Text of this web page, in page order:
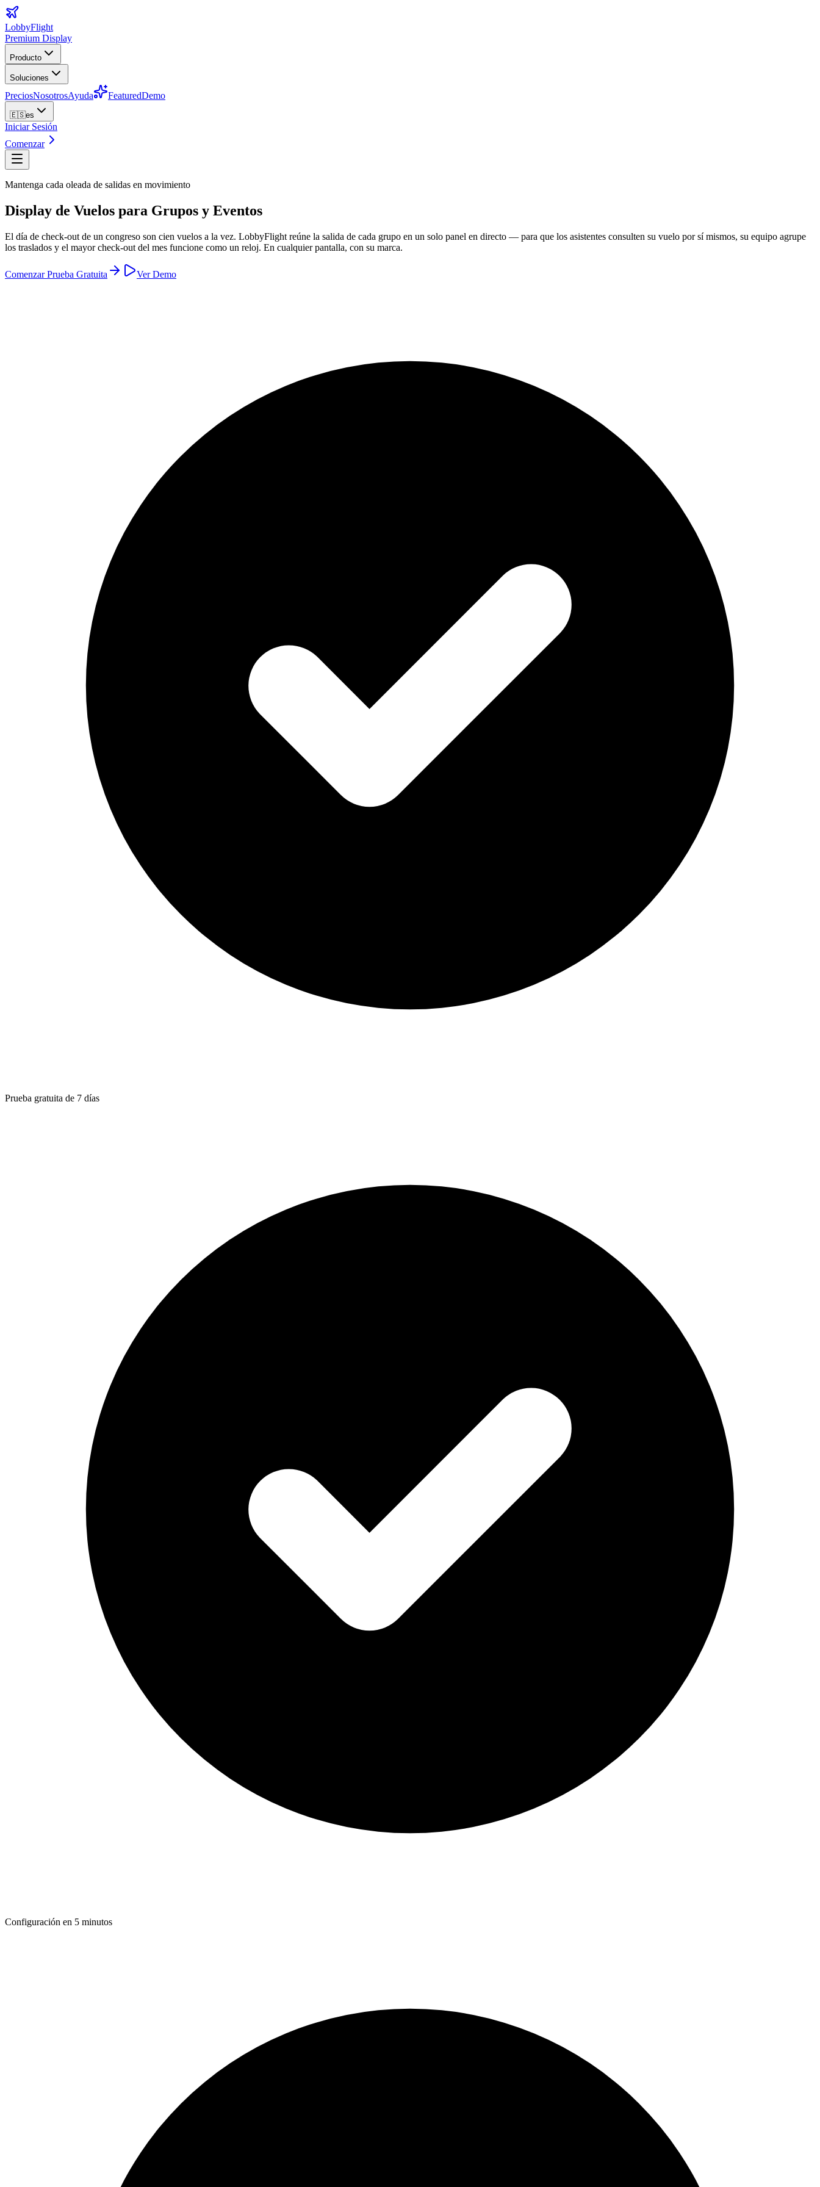
LobbyFlight
Premium Display
Producto
Soluciones
PreciosNosotrosAyuda FeaturedDemo
🇪🇸es
Iniciar Sesión
Comenzar
Mantenga cada oleada de salidas en movimiento
Display de Vuelos para Grupos y Eventos
El día de check-out de un congreso son cien vuelos a la vez. LobbyFlight reúne la salida de cada grupo en un solo panel en directo — para que los asistentes consulten su vuelo por sí mismos, su equipo agrupe
los traslados y el mayor check-out del mes funcione como un reloj. En cualquier pantalla, con su marca.
Comenzar Prueba Gratuita Ver Demo
Prueba gratuita de 7 días
Configuración en 5 minutos